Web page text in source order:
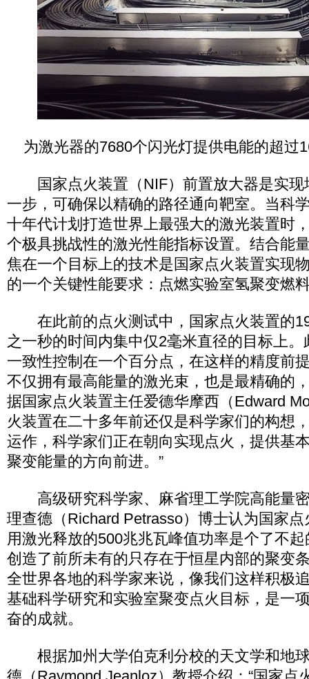
为激光器的7680个闪光灯提供电能的超过
国家点火装置（NIF）前置放大器是实现
一步，可确保以精确的路径通向靶室。当科
十年代计划打造世界上最强大的激光装置时
个极具挑战性的激光性能指标设置。结合能
焦在一个目标上的技术是国家点火装置实现
的一个关键性能要求：点燃实验室氢聚变燃
在此前的点火测试中，国家点火装置的
之一秒的时间内集中仅2毫米直径的目标上
一致性控制在一个百分点，在这样的精度前
不仅拥有最高能量的激光束，也是最精确的
据国家点火装置主任爱德华摩西（Edward
火装置在二十多年前还仅是科学家们的构想
运作，科学家们正在朝向实现点火，提供基
聚变能量的方向前进。”
高级研究科学家、麻省理工学院高能量
理查德（Richard Petrasso）博士认为国家
用激光释放的500兆兆瓦峰值功率是个了不
创造了前所未有的只存在于恒星内部的聚变
全世界各地的科学家来说，像我们这样积极
基础科学研究和实验室聚变点火目标，是一
奋的成就。
根据加州大学伯克利分校的天文学和地